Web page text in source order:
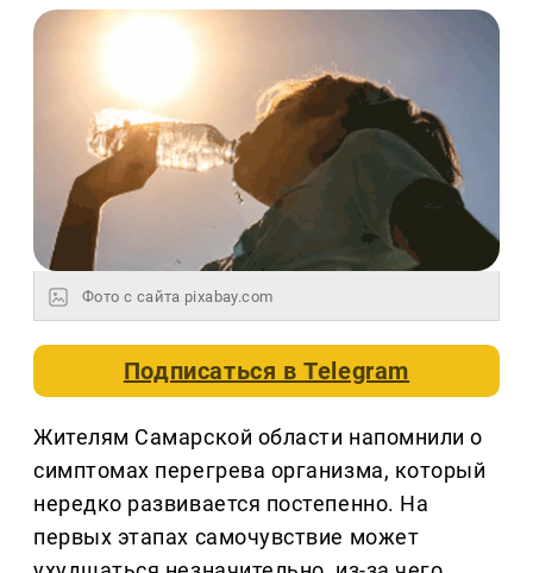
Фото с сайта pixabay.com
Подписаться вTelegram
Жителям Самарской области напомнили о
симптомах перегрева организма, который
нередко развивается постепенно. На
первых этапах самочувствие может